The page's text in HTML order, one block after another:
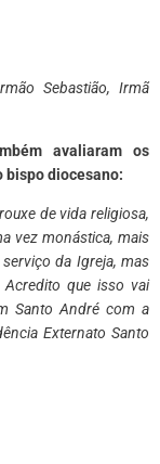
Sebastião, Irmã
avaliaram os
diocesano:
de vida religiosa,
vez monástica, mais
da Igreja, mas
que isso vai
Santo André com a
Externato Santo